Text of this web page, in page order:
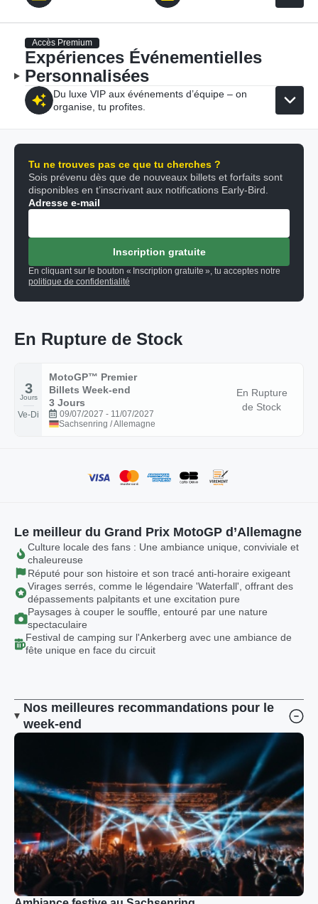
Accès Premium
Expériences Événementielles
Personnalisées
Du luxe VIP aux événements d’équipe – on
organise, tu profites.
Tu ne trouves pas ce que tu cherches ?
Sois prévenu dès que de nouveaux billets et forfaits sont
disponibles en t’inscrivant aux notifications Early-Bird.
Adresse e-mail
Inscription gratuite
En cliquant sur le bouton « Inscription gratuite », tu acceptes notre
politique de confidentialité
En Rupture de Stock
3
Jours
Ve-Di
MotoGP™ Premier
Billets Week-end
3 Jours
09/07/2027 - 11/07/2027
Sachsenring / Allemagne
En Rupture
de Stock
Le meilleur du Grand Prix MotoGP d’Allemagne
Culture locale des fans : Une ambiance unique, conviviale et
chaleureuse
Réputé pour son histoire et son tracé anti-horaire exigeant
Virages serrés, comme le légendaire 'Waterfall', offrant des
dépassements palpitants et une excitation pure
Paysages à couper le souffle, entouré par une nature
spectaculaire
Festival de camping sur l'Ankerberg avec une ambiance de
fête unique en face du circuit
Nos meilleures recommandations pour le
week-end